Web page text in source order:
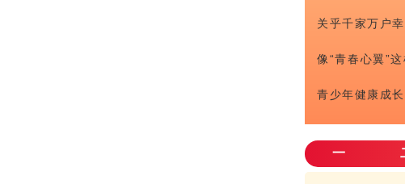
关乎千家万户
像“青春心翼”
青少年健康成长
一